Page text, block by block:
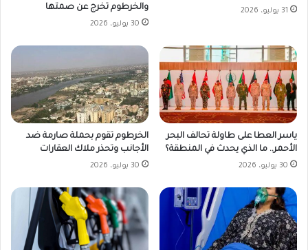
31 يوليو، 2026
والخرطوم تخرج عن صمتها
30 يوليو، 2026
ياسر العطا على طاولة تحالف البحر
الأحمر.. ما الذي يحدث في المنطقة؟
30 يوليو، 2026
الخرطوم تقوم بحملة صارمة ضد
الأجانب وتحذر ملاك العقارات
30 يوليو، 2026